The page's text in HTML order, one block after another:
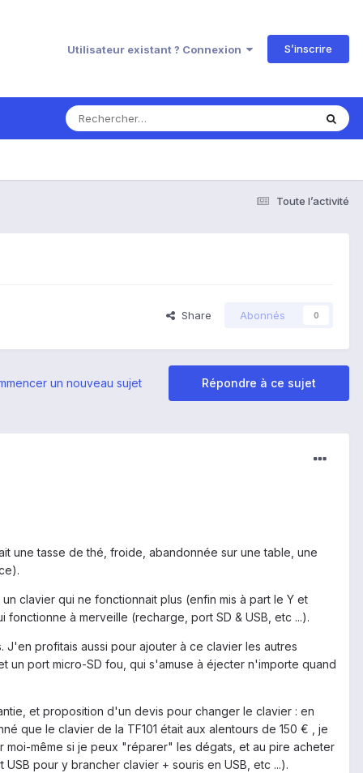
Utilisateur existant ? Connexion S’inscrire
Toute l’activité
Share Abonnés 0
Répondre à ce sujet
un nouveau sujet
une tasse de thé, froide, abandonnée sur une table, une
clavier qui ne fonctionnait plus (enfin mis à part le Y et
à merveille (recharge, port SD & USB, etc ...).
profitais aussi pour ajouter à ce clavier les autres
un port micro-SD fou, qui s'amuse à éjecter n'importe quand
et proposition d'un devis pour changer le clavier : en
que le clavier de la TF101 était aux alentours de 150 € , je
même si je peux "réparer" les dégats, et au pire acheter
pour y brancher clavier + souris en USB, etc ...).